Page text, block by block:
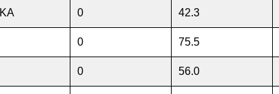
0 42.3
0 75.5
0 56.0